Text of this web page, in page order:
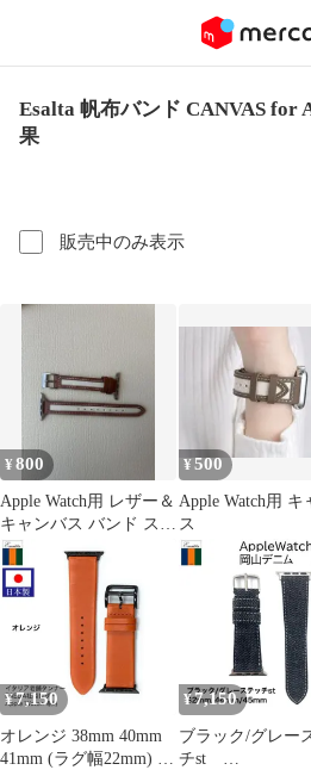
Esalta 帆布バンド CANVAS for
果
販売中のみ表示
¥800
Apple Watch用 レザー＆
キャンバス バンド スリ
ム
¥500
Apple Watch用 キ
ス
¥7,150
オレンジ 38mm 40mm
41mm (ラグ幅22mm) ア
¥7,150
ブラック/グレー
チst